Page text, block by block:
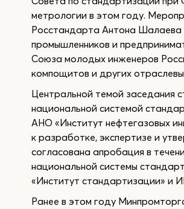
метрологии в этом году.
Росстандарта Антона Шалаева
промышленников и
Союза молодых инженеров
компощитов и других
Центральной темой заседания
национальной системой
АНО «Институт нефтегазовых
к разработке, экспертизе и
согласована апробация в
национальной системы
«Институт стандартизации» и
Ранее в этом году